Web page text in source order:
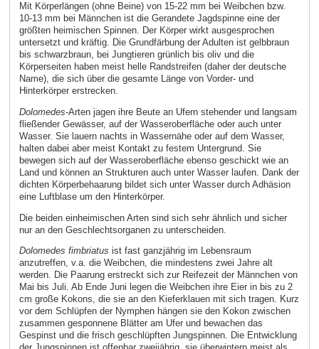
Mit Körperlängen (ohne Beine) von 15-22 mm bei Weibchen bzw.
10-13 mm bei Männchen ist die Gerandete Jagdspinne eine der
größten heimischen Spinnen. Der Körper wirkt ausgesprochen
untersetzt und kräftig. Die Grundfärbung der Adulten ist gelbbraun
bis schwarzbraun, bei Jungtieren grünlich bis oliv und die
Körperseiten haben meist helle Randstreifen (daher der deutsche
Name), die sich über die gesamte Länge von Vorder- und
Hinterkörper erstrecken.
Dolomedes-Arten jagen ihre Beute an Ufern stehender und langsam
fließender Gewässer, auf der Wasseroberfläche oder auch unter
Wasser. Sie lauern nachts in Wassernähe oder auf dem Wasser,
halten dabei aber meist Kontakt zu festem Untergrund. Sie
bewegen sich auf der Wasseroberfläche ebenso geschickt wie an
Land und können an Strukturen auch unter Wasser laufen. Dank der
dichten Körperbehaarung bildet sich unter Wasser durch Adhäsion
eine Luftblase um den Hinterkörper.
Die beiden einheimischen Arten sind sich sehr ähnlich und sicher
nur an den Geschlechtsorganen zu unterscheiden.
Dolomedes fimbriatus ist fast ganzjährig im Lebensraum
anzutreffen, v.a. die Weibchen, die mindestens zwei Jahre alt
werden. Die Paarung erstreckt sich zur Reifezeit der Männchen von
Mai bis Juli. Ab Ende Juni legen die Weibchen ihre Eier in bis zu 2
cm große Kokons, die sie an den Kieferklauen mit sich tragen. Kurz
vor dem Schlüpfen der Nymphen hängen sie den Kokon zwischen
zusammen gesponnene Blätter am Ufer und bewachen das
Gespinst und die frisch geschlüpften Jungspinnen. Die Entwicklung